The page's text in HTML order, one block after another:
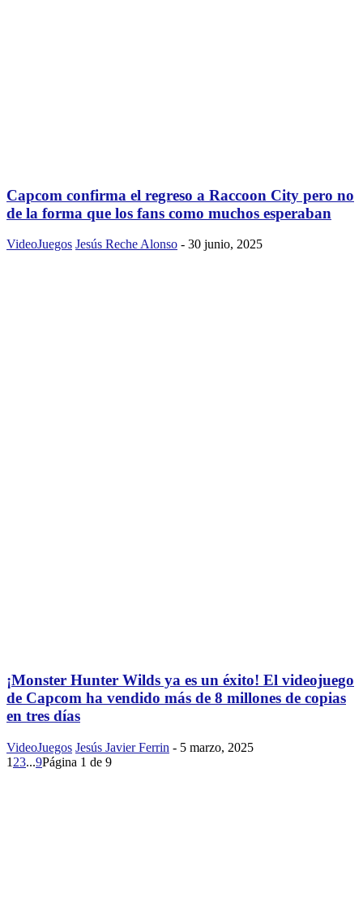
Capcom confirma el regreso a Raccoon City pero no
de la forma que los fans como muchos esperaban
VideoJuegos Jesús Reche Alonso - 30 junio, 2025
¡Monster Hunter Wilds ya es un éxito! El videojuego
de Capcom ha vendido más de 8 millones de copias
en tres días
VideoJuegos Jesús Javier Ferrin - 5 marzo, 2025
1 23...9Página 1 de 9